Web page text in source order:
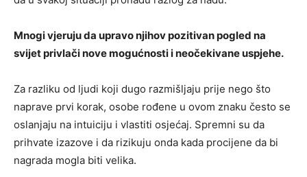
Mnogi vjeruju da upravo njihov pozitivan pogled na
svijet privlači nove mogućnosti i neočekivane uspjehe.
Za razliku od ljudi koji dugo razmišljaju prije nego što
naprave prvi korak, osobe rođene u ovom znaku često se
oslanjaju na intuiciju i vlastiti osjećaj. Spremni su da
prihvate izazove i da rizikuju onda kada procijene da bi
nagrada mogla biti velika.